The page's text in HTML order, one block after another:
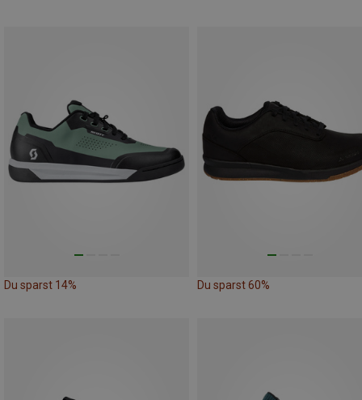
Du sparst 14% Du sparst 60%